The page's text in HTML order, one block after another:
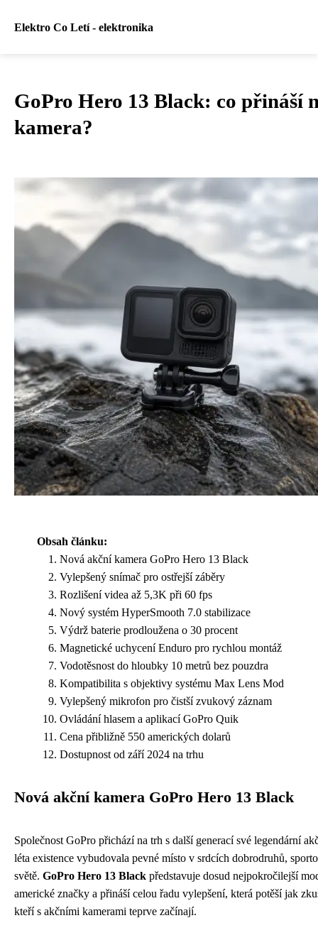
Elektro Co Letí - elektronika
GoPro Hero 13 Black: co přináší
kamera?
Obsah článku:
Nová akční kamera GoPro Hero 13 Black
Vylepšený snímač pro ostřejší záběry
Rozlišení videa až 5,3K při 60 fps
Nový systém HyperSmooth 7.0 stabilizace
Výdrž baterie prodloužena o 30 procent
Magnetické uchycení Enduro pro rychlou montáž
Vodotěsnost do hloubky 10 metrů bez pouzdra
Kompatibilita s objektivy systému Max Lens Mod
Vylepšený mikrofon pro čistší zvukový záznam
Ovládání hlasem a aplikací GoPro Quik
Cena přibližně 550 amerických dolarů
Dostupnost od září 2024 na trhu
Nová akční kamera GoPro Hero 13 Black
Společnost GoPro přichází na trh s další generací své legendární
léta existence vybudovala pevné místo v srdcích dobrodruhů,
světě. GoPro Hero 13 Black představuje dosud nejpokročilejší
americké značky a přináší celou řadu vylepšení, která potěší jak
kteří s akčními kamerami teprve začínají.